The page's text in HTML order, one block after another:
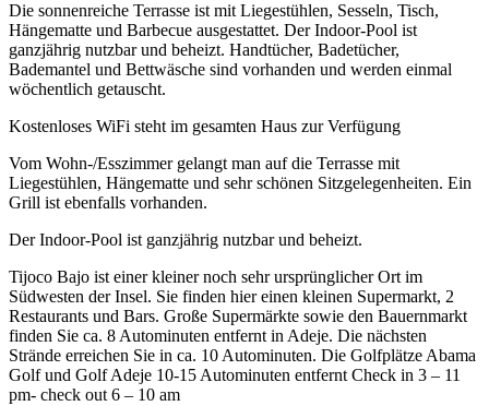
Die sonnenreiche Terrasse ist mit Liegestühlen, Sesseln, Tisch,
Hängematte und Barbecue ausgestattet. Der Indoor-Pool ist
ganzjährig nutzbar und beheizt. Handtücher, Badetücher,
Bademantel und Bettwäsche sind vorhanden und werden einmal
wöchentlich getauscht.
Kostenloses WiFi steht im gesamten Haus zur Verfügung
Vom Wohn-/Esszimmer gelangt man auf die Terrasse mit
Liegestühlen, Hängematte und sehr schönen Sitzgelegenheiten. Ein
Grill ist ebenfalls vorhanden.
Der Indoor-Pool ist ganzjährig nutzbar und beheizt.
Tijoco Bajo ist einer kleiner noch sehr ursprünglicher Ort im
Südwesten der Insel. Sie finden hier einen kleinen Supermarkt, 2
Restaurants und Bars. Große Supermärkte sowie den Bauernmarkt
finden Sie ca. 8 Autominuten entfernt in Adeje. Die nächsten
Strände erreichen Sie in ca. 10 Autominuten. Die Golfplätze Abama
Golf und Golf Adeje 10-15 Autominuten entfernt Check in 3 – 11
pm- check out 6 – 10 am